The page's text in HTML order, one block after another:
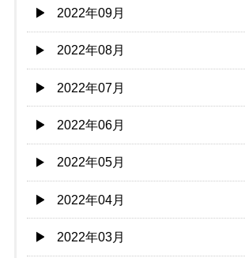
2022年09月
2022年08月
2022年07月
2022年06月
2022年05月
2022年04月
2022年03月